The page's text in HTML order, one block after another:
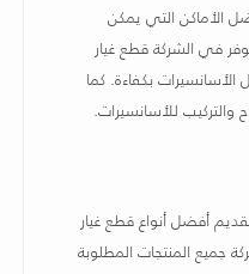
الأماكن التي يمكن
في الشركة قطع غيار
الأسانسيرات بكفاءة. كما
والتركيب للأسانسيرات.
أفضل أنواع قطع غيار
جميع المنتجات المطلوبة